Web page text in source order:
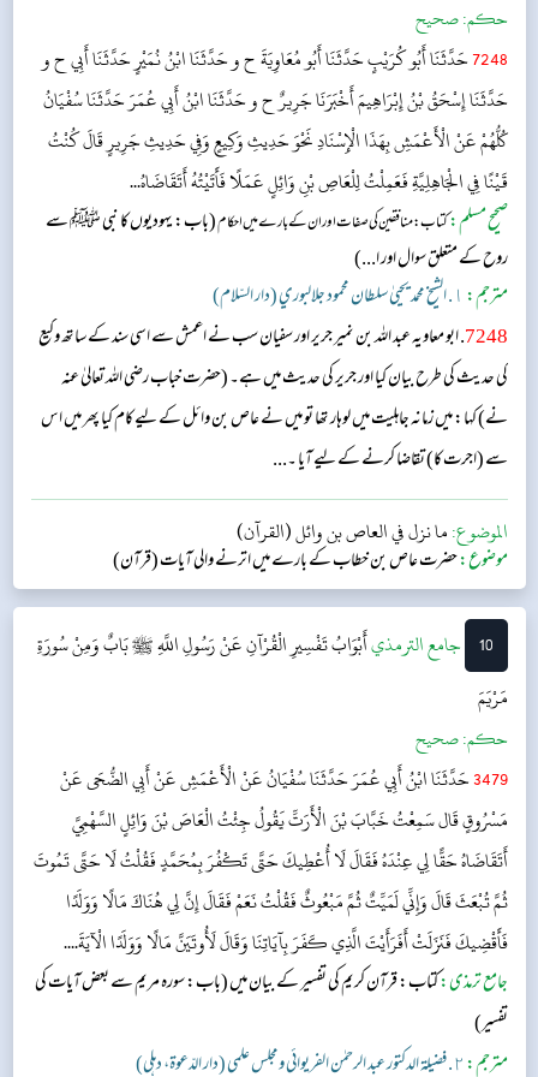
حکم:صحیح
7248حَدَّثَنَا أَبُو كُرَيْبٍ حَدَّثَنَا أَبُو مُعَاوِيَةَ ح و حَدَّثَنَا ابْنُ نُمَيْرٍ حَدَّثَنَا أَبِي ح و
حَدَّثَنَا إِسْحَقُ بْنُ إِبْرَاهِيمَ أَخْبَرَنَا جَرِيرٌ ح و حَدَّثَنَا ابْنُ أَبِي عُمَرَ حَدَّثَنَا سُفْيَانُ
كُلُّهُمْ عَنْ الْأَعْمَشِ بِهَذَا الْإِسْنَادِ نَحْوَ حَدِيثِ وَكِيعٍ وَفِي حَدِيثِ جَرِيرٍ قَالَ كُنْتُ
قَيْنًا فِي الْجَاهِلِيَّةِ فَعَمِلْتُ لِلْعَاصِ بْنِ وَائِلٍ عَمَلًا فَأَتَيْتُهُ أَتَقَاضَاهُ...
صحیح مسلم:کتاب: منافقین کی صفات اور ان کے بارے میں احکام(باب: یہودیوں کا نبی ﷺ سے
روح کے متعلق سوال اور ا...)
مترجم: ١. الشيخ محمد يحيىٰ سلطان محمود جلالبوري (دار السّلام)
7248 . ابو معاویہ عبد اللہ بن نمیر جریر اور سفیان سب نے اعمش سے اسی سند کے ساتھ وکیع
کی حدیث کی طرح بیان کیا اور جریر کی حدیث میں ہے۔ (حضرت خباب رضی اللہ تعالیٰ عنہ
نے) کہا: میں زمانہ جاہلیت میں لوہار تھا تو میں نے عاص بن وائل کے لیے کام کیا پھر میں اس
سے (اجرت کا) تقاضا کرنے کے لیے آیا ۔...
الموضوع:ما نزل في العاص بن وائل (القرآن)
موضوع:حضرت عاص بن خطاب کے بارے میں اترنے والی آیات (قرآن)
10 ‌جامع الترمذيأَبْوَابُ تَفْسِيرِ الْقُرْآنِ عَنْ رَسُولِ اللَّهِ ﷺبَابٌ وَمِنْ سُورَةِ
مَرْيَمَ​
حکم:صحیح
3479حَدَّثَنَا ابْنُ أَبِي عُمَرَ حَدَّثَنَا سُفْيَانُ عَنْ الْأَعْمَشِ عَنْ أَبِي الضُّحَى عَنْ
مَسْرُوقٍ قَال سَمِعْتُ خَبَّابَ بْنَ الْأَرَتِّ يَقُولُ جِئْتُ الْعَاصَ بْنَ وَائِلٍ السَّهْمِيَّ
أَتَقَاضَاهُ حَقًّا لِي عِنْدَهُ فَقَالَ لَا أُعْطِيكَ حَتَّى تَكْفُرَ بِمُحَمَّدٍ فَقُلْتُ لَا حَتَّى تَمُوتَ
ثُمَّ تُبْعَثَ قَالَ وَإِنِّي لَمَيِّتٌ ثُمَّ مَبْعُوثٌ فَقُلْتُ نَعَمْ فَقَالَ إِنَّ لِي هُنَاكَ مَالًا وَوَلَدًا
فَأَقْضِيكَ فَنَزَلَتْ أَفَرَأَيْتَ الَّذِي كَفَرَ بِآيَاتِنَا وَقَالَ لَأُوتَيَنَّ مَالًا وَوَلَدًا الْآيَةَ....
جامع ترمذی:كتاب: قرآن کریم کی تفسیر کے بیان میں(باب: سورہ مریم سے بعض آیات کی
تفسیر​)
مترجم:٢. فضيلة الدكتور عبد الرحمٰن الفريوائي ومجلس علمي (دار الدّعوة، دهلي)